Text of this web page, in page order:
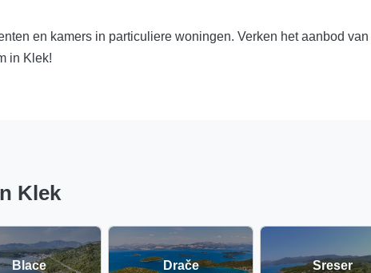
en kamers in particuliere woningen. Verken het aanbod van
in Klek!
Klek
Blace Drače Sreser